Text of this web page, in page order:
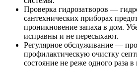
Проверка гидрозатворов —
сантехнических приборах
проникновение запаха в дом.
исправны и не пересыхают.
Регулярное обслуживание —
профилактическую очистку
состояние не реже одного раза в